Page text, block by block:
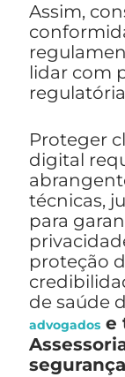
Assim,
lidar com
Proteger
digital
técnicas,
para
proteção
de saúde
advogados e